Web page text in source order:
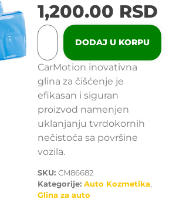
1,200.00 RSD
DODAJ U KORPU
CarMotion inovativna
glina za čišćenje je
efikasan i siguran
proizvod namenjen
uklanjanju tvrdokornih
nečistoća sa površine
vozila.
SKU: CM86682
Kategorije: Auto Kozmetika,
Glina za auto